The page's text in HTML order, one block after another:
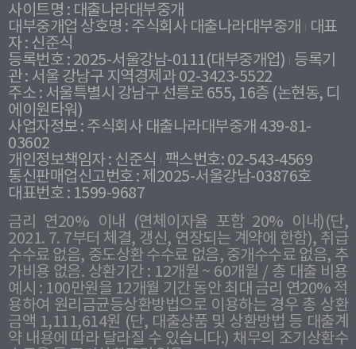
사이트명 : 대출나라대부중개
대부중개업 상호명 : 주식회사 대출나라대부중개
대표
자 : 신준식
등록번호 : 2025-서울강남-0111(대부중개업) 등록기
관 : 서울 강남구 지역경제과 02-3423-5522
주소 : 서울특별시 강남구 선릉로 655, 16층 (논현동, 디
에이원타워)
사업자정보 : 주식회사 대출나라대부중개 439-81-
03602
개인정보책임자 : 신준식
팩스번호: 02-543-4569
통신판매업신고번호 : 제2025-서울강남-03876호
대표번호 : 1599-9687
금리 연20% 이내 (연체이자율 포함 20% 이내)(단,
2021. 7. 7부터 체결, 갱신, 연장되는 계약에 한함), 취급
수수료 없음, 중도상환 수수료 없음, 중개수수료 없음, 추
가비용 없음. 상환기간 : 12개월 ~ 60개월 / 총 대출 비용
예시 : 100만원을 12개월 기간 동안 최대 금리 연20% 적
용하여 원리금균등상환방법으로 이용하는 경우 총 상환
금액 1,111,614원 (단, 대출상품 및 상환방법 등 대출계
약 내용에 따라 달라질 수 있습니다.) 채무의 조기상환수